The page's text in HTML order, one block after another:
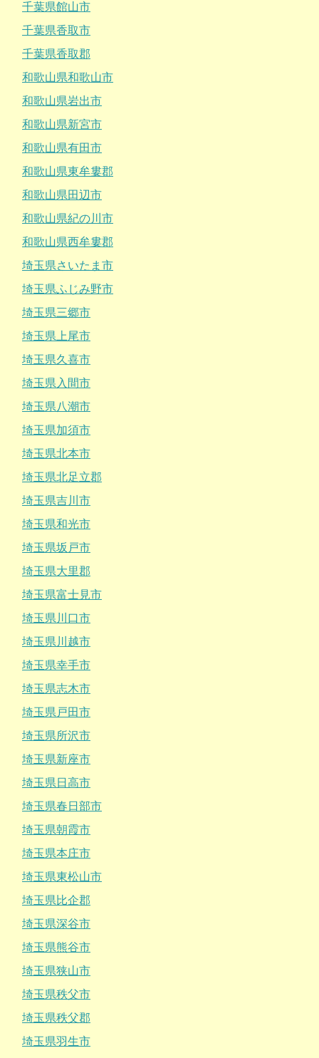
千葉県館山市
千葉県香取市
千葉県香取郡
和歌山県和歌山市
和歌山県岩出市
和歌山県新宮市
和歌山県有田市
和歌山県東牟婁郡
和歌山県田辺市
和歌山県紀の川市
和歌山県西牟婁郡
埼玉県さいたま市
埼玉県ふじみ野市
埼玉県三郷市
埼玉県上尾市
埼玉県久喜市
埼玉県入間市
埼玉県八潮市
埼玉県加須市
埼玉県北本市
埼玉県北足立郡
埼玉県吉川市
埼玉県和光市
埼玉県坂戸市
埼玉県大里郡
埼玉県富士見市
埼玉県川口市
埼玉県川越市
埼玉県幸手市
埼玉県志木市
埼玉県戸田市
埼玉県所沢市
埼玉県新座市
埼玉県日高市
埼玉県春日部市
埼玉県朝霞市
埼玉県本庄市
埼玉県東松山市
埼玉県比企郡
埼玉県深谷市
埼玉県熊谷市
埼玉県狭山市
埼玉県秩父市
埼玉県秩父郡
埼玉県羽生市